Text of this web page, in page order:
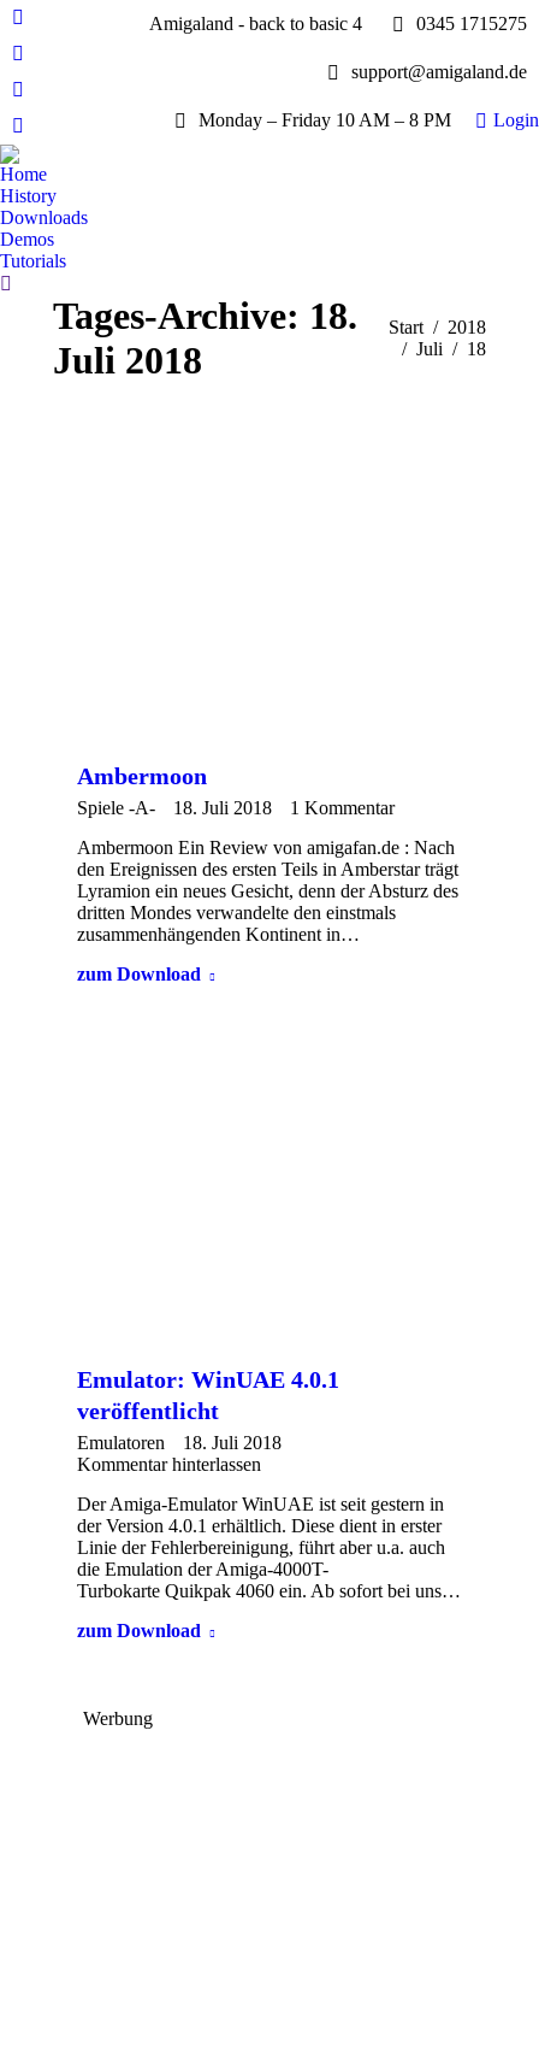
Facebook
page
opens
new
window
YouTube
page
opens
in
new
window
Whatsapp
page
opens
in
new
window
E-
Mail
page
opens
in
new
Amigaland - back to basic 4 0345 1715275
support@amigaland.de
Monday – Friday 10 AM – 8 PM Login
Home
History
Downloads
Demos
Tutorials
Search:
Tages-Archive: 18.
Juli 2018
Sie befinden sich hier:
Start
2018
Juli
18
Ambermoon
Spiele -A- 18. Juli 2018
1 Kommentar
Ambermoon Ein Review von amigafan.de : Nach
den Ereignissen des ersten Teils in Amberstar trägt
Lyramion ein neues Gesicht, denn der Absturz des
dritten Mondes verwandelte den einstmals
zusammenhängenden Kontinent in…
zum Download
Emulator: WinUAE 4.0.1
veröffentlicht
Emulatoren
18. Juli 2018
Kommentar hinterlassen
Der Amiga-Emulator WinUAE ist seit gestern in
der Version 4.0.1 erhältlich. Diese dient in erster
Linie der Fehlerbereinigung, führt aber u.a. auch
die Emulation der Amiga-4000T-
Turbokarte Quikpak 4060 ein. Ab sofort bei uns…
zum Download
Werbung